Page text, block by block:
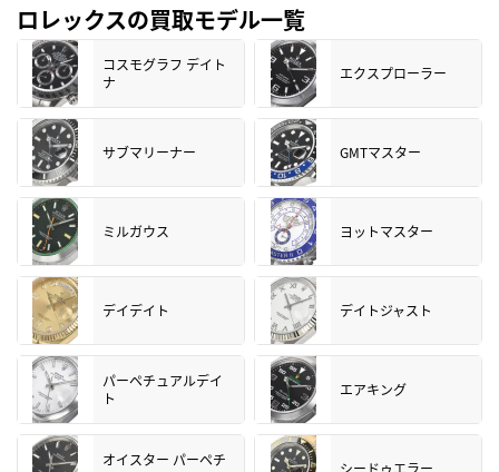
ロレックスの買取モデル一覧
コスモグラフ デイト
ナ
エクスプローラー
サブマリーナー GMTマスター
ミルガウス ヨットマスター
デイデイト デイトジャスト
パーペチュアルデイ
ト
エアキング
オイスター パーペチ